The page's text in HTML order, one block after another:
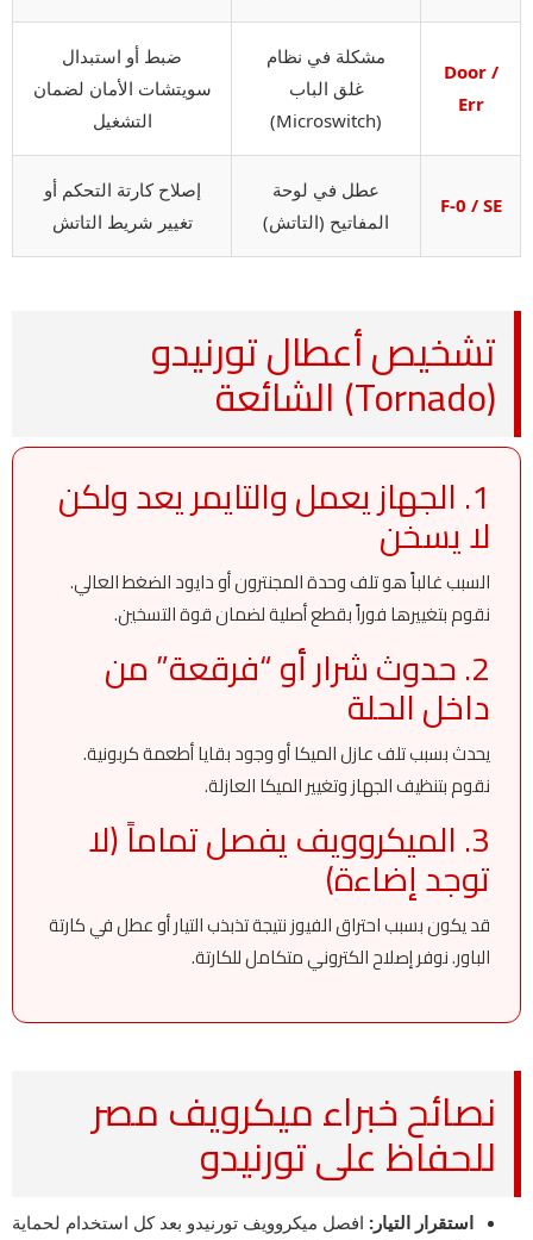
Door /
Err
مشكلة في نظام
غلق الباب
(Microswitch)
ضبط أو استبدال
سويتشات الأمان لضمان
التشغيل
F-0 / SE
عطل في لوحة
المفاتيح (التاتش)
إصلاح كارتة التحكم أو
تغيير شريط التاتش
تشخيص أعطال تورنيدو
(Tornado) الشائعة
1. الجهاز يعمل والتايمر يعد ولكن
لا يسخن
السبب غالباً هو تلف وحدة المجنترون أو دايود الضغط العالي.
نقوم بتغييرها فوراً بقطع أصلية لضمان قوة التسخين.
2. حدوث شرار أو “فرقعة” من
داخل الحلة
يحدث بسبب تلف عازل الميكا أو وجود بقايا أطعمة كربونية.
نقوم بتنظيف الجهاز وتغيير الميكا العازلة.
3. الميكروويف يفصل تماماً (لا
توجد إضاءة)
قد يكون بسبب احتراق الفيوز نتيجة تذبذب التيار أو عطل في كارتة
الباور. نوفر إصلاح الكتروني متكامل للكارتة.
نصائح خبراء ميكرويف مصر
للحفاظ على تورنيدو
استقرار التيار: افصل ميكروويف تورنيدو بعد كل استخدام لحماية